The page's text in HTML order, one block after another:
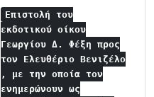
Επιστολή του
εκδοτικού οίκου
Γεωργίου Δ. Φέξη προς
τον Ελευθέριο Βενιζέλο
, με την οποία τον
ενημερώνουν ως